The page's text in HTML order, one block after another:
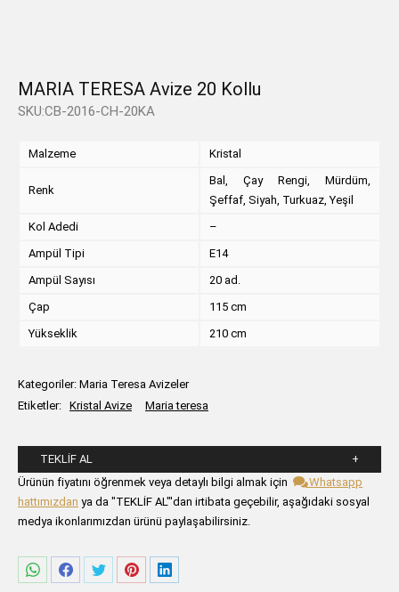
MARIA TERESA Avize 20 Kollu
SKU:CB-2016-CH-20KA
Malzeme Kristal
Renk
Bal, Çay Rengi, Mürdüm,
Şeffaf, Siyah, Turkuaz, Yeşil
Kol Adedi
–
Ampül Tipi
E14
Ampül Sayısı
20 ad.
Çap
115 cm
Yükseklik
210 cm
Kategoriler: Maria Teresa Avizeler
Etiketler: Kristal Avize Maria teresa
TEKLIF AL
Lütfen aşağıdaki formu alanlarını doldurunuz.
Ürünün fiyatını öğrenmek veya detaylı bilgi almak için
Whatsapp
hattımızdan ya da "TEKLİF AL"'dan irtibata geçebilir, aşağıdaki sosyal
medya ikonlarımızdan ürünü paylaşabilirsiniz.
ShareShareShareShareShare